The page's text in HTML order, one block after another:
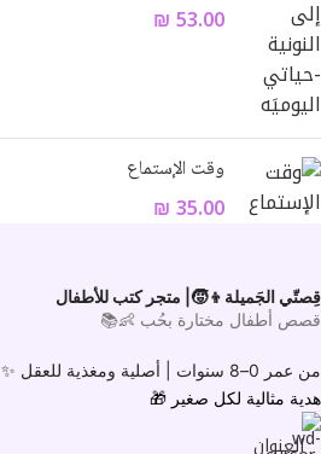
₪53.00
وقت الإستماع
₪35.00
قِصتّي الجَميلة👦🧒| متجر كتب للأطفال
قصص أطفال مختارة بحُب 👶📚
من عمر 0–8 سنوات |
أصلية ومغذية للعقل ✨
هدية مثالية لكل صغير 🎁
العنوان